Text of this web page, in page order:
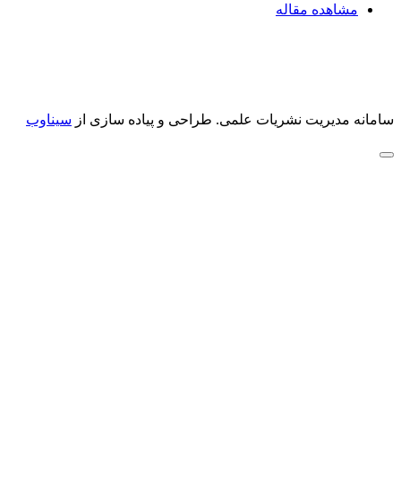
مشاهده مقاله
سامانه مدیریت نشریات علمی. طراحی و پیاده سازی از سیناوب